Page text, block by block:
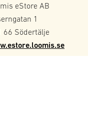
eStore AB
1
66 Södertälje